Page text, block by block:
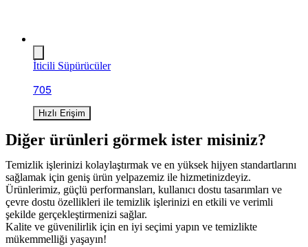
İticili Süpürücüler
705
Hızlı Erişim
Diğer ürünleri görmek ister misiniz?
Temizlik işlerinizi kolaylaştırmak ve en yüksek hijyen standartlarını
sağlamak için geniş ürün yelpazemiz ile hizmetinizdeyiz.
Ürünlerimiz, güçlü performansları, kullanıcı dostu tasarımları ve
çevre dostu özellikleri ile temizlik işlerinizi en etkili ve verimli
şekilde gerçekleştirmenizi sağlar.
Kalite ve güvenilirlik için en iyi seçimi yapın ve temizlikte
mükemmelliği yaşayın!